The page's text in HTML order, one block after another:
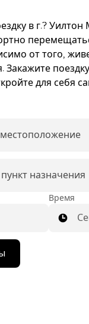
в г.?
от того,
Закажите
для себя
назначения
Время